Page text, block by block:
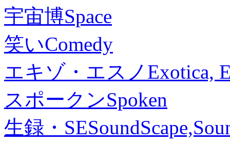
宇宙博Space
笑いComedy
エキゾ・エスノ Exotica,
スポークンSpoken
生録・SE